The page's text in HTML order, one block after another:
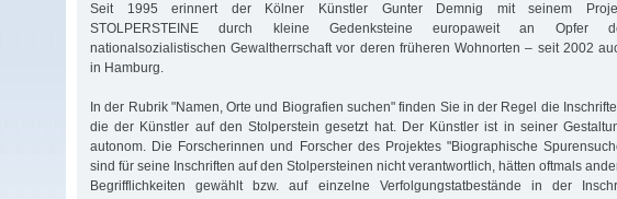
Seit 1995 erinnert der Kölner Künstler Gunter Demnig mit seinem
STOLPERSTEINE durch kleine Gedenksteine europaweit an Opfer
nationalsozialistischen Gewaltherrschaft vor deren früheren Wohnorten – seit 2002
in Hamburg.
In der Rubrik "Namen, Orte und Biografien suchen" finden Sie in der Regel die
die der Künstler auf den Stolperstein gesetzt hat. Der Künstler ist in seiner
autonom. Die Forscherinnen und Forscher des Projektes "Biographische
sind für seine Inschriften auf den Stolpersteinen nicht verantwortlich, hätten oftmals
Begrifflichkeiten gewählt bzw. auf einzelne Verfolgungstatbestände in der